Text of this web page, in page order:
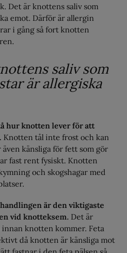
Det är knottens saliv som
emot. Därför är allergin
i gång så fort knotten
saliv som
är allergiska
hur knotten lever för att
Knotten tål inte frost och kan
känsliga för fett som gör
fast rent fysiskt. Knotten
och skogshagar med
är den viktigaste
vid knotteksem. Det är
knotten kommer. Feta
då knotten är känsliga mot